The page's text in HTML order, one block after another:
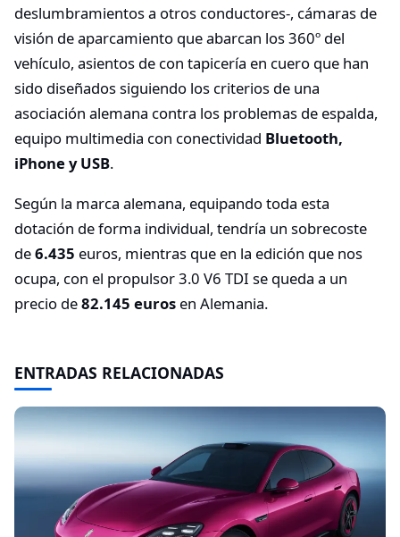
deslumbramientos a otros conductores-, cámaras de
visión de aparcamiento que abarcan los 360º del
vehículo, asientos de con tapicería en cuero que han
sido diseñados siguiendo los criterios de una
asociación alemana contra los problemas de espalda,
equipo multimedia con conectividad Bluetooth,
iPhone y USB.
Según la marca alemana, equipando toda esta
dotación de forma individual, tendría un sobrecoste
de6.435 euros, mientras que en la edición que nos
ocupa, con el propulsor 3.0 V6 TDI se queda a un
precio de82.145 euros en Alemania.
ENTRADAS RELACIONADAS